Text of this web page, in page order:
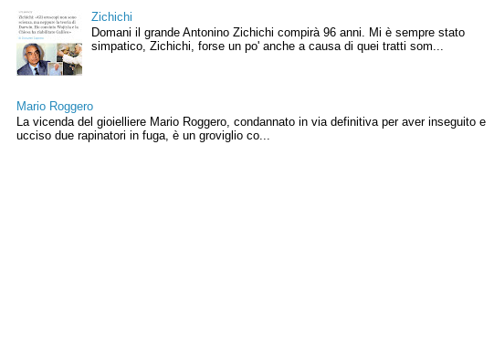
Zichichi
Domani il grande Antonino Zichichi compirà 96 anni. Mi è sempre stato
simpatico, Zichichi, forse un po' anche a causa di quei tratti som...
Mario Roggero
La vicenda del gioielliere Mario Roggero, condannato in via definitiva per aver inseguito e
ucciso due rapinatori in fuga, è un groviglio co...